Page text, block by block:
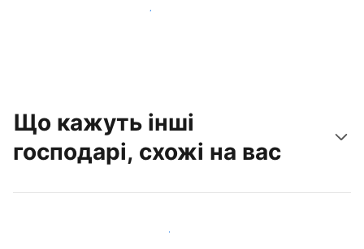
Привабити нових гостей вже сьогодні
Що кажуть інші
господарі, схожі на вас
Приєднуйтеся до господарів, схожих на вас